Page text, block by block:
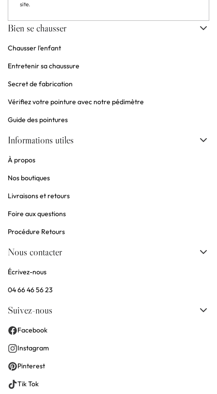
site.
Bien se chausser
Chausser l'enfant
Entretenir sa chaussure
Secret de fabrication
Vérifiez votre pointure avec notre pédimètre
Guide des pointures
Informations utiles
À propos
Nos boutiques
Livraisons et retours
Foire aux questions
Procédure Retours
Nous contacter
Écrivez-nous
04 66 46 56 23
Suivez-nous
Facebook
Instagram
Pinterest
Tik Tok